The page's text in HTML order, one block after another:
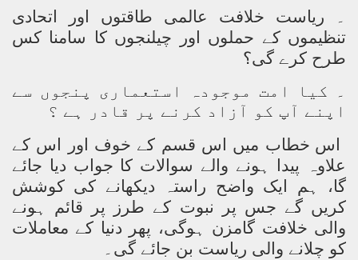
۔ ریاست خلافت عالمی طاقتوں اور اتحادی
تنظیموں کے حملوں اور چیلنجوں کا سامنا کس
طرح کرے گی؟
۔ کیا امت موجودہ استعماری پنجوں سے
اپنے آپ کو آزاد کرنے پر قادر ہے ؟
اس خطاب میں اس قسم کے خوف اور اس کے
علاوہ پیدا ہونے والے سوالات کا جواب دیا جائے
گا، ہم ایک واضح راستہ دیکھانے کی کوشش
کریں گے جس پر نبوت کے طرز پر قائم ہونے
والی خلافت گامزن ہوگی، پھر دنیا کے معاملات
کو چلانے والی ریاست بن جائے گی۔